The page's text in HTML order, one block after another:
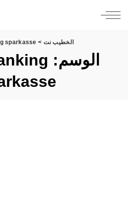
الخطيب نت >
sparkasse
الوسم: